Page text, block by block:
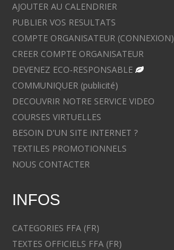
AJOUTER AU CALENDRIER
PUBLIER VOS RESULTATS
COMPTE ORGANISATEUR (CONNEXION)
CREER COMPTE ORGANISATEUR
DEVENEZ ECO-RESPONSABLE
COMMUNIQUER (publicité)
DECOUVRIR NOTRE SERVICE VIDEO
COURSES VIRTUELLES
BESOIN D'UN SITE INTERNET ?
TEXTILES PROMOTIONNELS
NOUS CONTACTER
INFOS
CATEGORIES FFA (FR)
TEXTES OFFICIELS FFA (FR)